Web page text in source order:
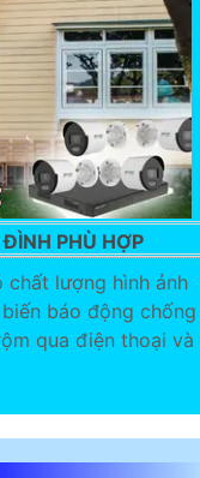
PHÙ HỢP
chất lượng hình ảnh
báo động chống
qua điện thoại và